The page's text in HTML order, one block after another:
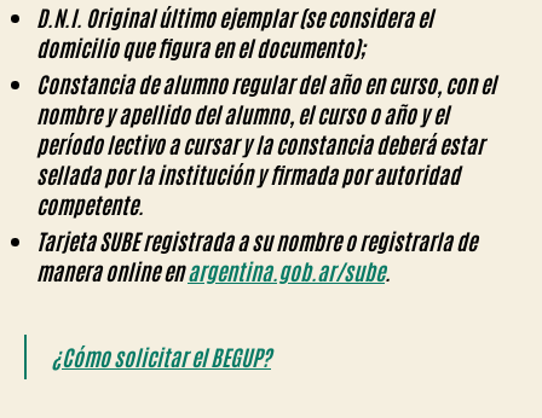
D.N.I. Original último ejemplar(se considera el
domicilio que figura en el documento);
Constancia de alumno regular del año en curso, con el
nombre y apellido del alumno, el curso o año y el
período lectivo a cursar y la constancia deberá estar
sellada por la institución y firmada por autoridad
competente.
Tarjeta SUBE registrada a su nombre o registrarlade
manera online enargentina.gob.ar/sube.
¿Cómo solicitar el BEGUP?